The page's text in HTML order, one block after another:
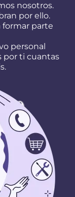
nosotros.
por ello.
formar parte
personal
por ti cuantas